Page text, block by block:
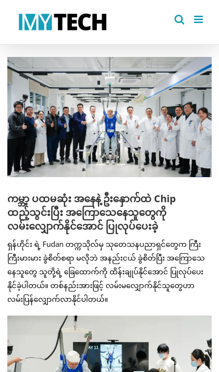
View
Larger
ကမ္ဘာ့ ပထမဆုံး အနေနဲ့ ဦးနှောက်ထဲ Chip
ထည့်သွင်းပြီး အကြောသေနေသူတွေကို
လမ်းလျှောက်နိုင်အောင် ပြုလုပ်ပေးခဲ့
ရှန်ဟိုင်း ရဲ့ Fudan တက္ကသိုလ်မှ သုတေသနပညာရှင်တွေက ကြီး
ကြီးမားမား ခွဲစိတ်စရာ မလိုဘဲ အနည်းငယ် ခွဲစိတ်ပြီး အကြောသေ
နေသူတွေ သူတို့ရဲ့ ခြေထောက်ကို ထိန်းချုပ်နိုင်အောင် ပြုလုပ်ပေး
နိုင်ခဲ့ပါတယ်။ တစ်နည်းအားဖြင့် လမ်းမလျှောက်နိုင်သူတွေဟာ
လမ်းပြန်လျှောက်လာနိုင်ပါတယ်။